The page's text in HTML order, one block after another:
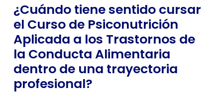
¿Cuándo tiene sentido cursar
el Curso de Psiconutrición
Aplicada a los Trastornos de
la Conducta Alimentaria
dentro de una trayectoria
profesional?